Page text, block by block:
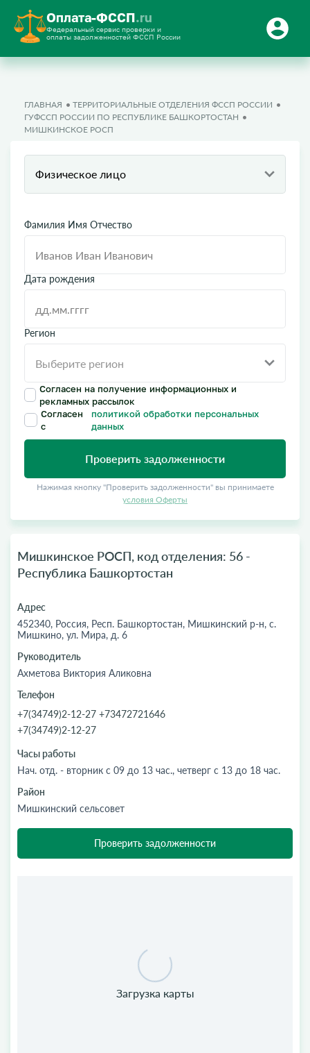
Оплата-ФССП.ru
Федеральный сервис проверки и
оплаты задолженностей ФССП России
ГЛАВНАЯ
ТЕРРИТОРИАЛЬНЫЕ ОТДЕЛЕНИЯ ФССП РОССИИ
ГУФССП РОССИИ ПО РЕСПУБЛИКЕ БАШКОРТОСТАН
МИШКИНСКОЕ РОСП
Физическое лицо
Фамилия Имя Отчество
Дата рождения
Регион
Согласен на получение информационных и
рекламных рассылок
Согласен
с
политикой обработки персональных
данных
Проверить задолженности
Нажимая кнопку "Проверить задолженности" вы принимаете
условия Оферты
Мишкинское РОСП, код отделения: 56 -
Республика Башкортостан
Адрес
452340, Россия, Респ. Башкортостан, Мишкинский р-н, с.
Мишкино, ул. Мира, д. 6
Руководитель
Ахметова Виктория Аликовна
Телефон
+7(34749)2-12-27 +73472721646
+7(34749)2-12-27
Часы работы
Нач. отд. - вторник с 09 до 13 час., четверг с 13 до 18 час.
Район
Мишкинский сельсовет
Проверить задолженности